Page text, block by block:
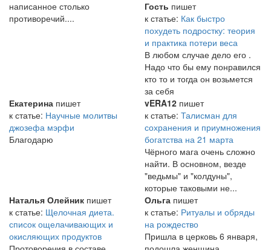
написанное столько
противоречий....
Гость пишет
к статье: Как быстро
похудеть подростку: теория
и практика потери веса
В любом случае дело его .
Надо что бы ему понравился
кто то и тогда он возьмется
за себя
Екатерина пишет
к статье: Научные молитвы
джозефа мэрфи
Благодарю
vERA12 пишет
к статье: Талисман для
сохранения и приумножения
богатства на 21 марта
Чёрного мага очень сложно
найти. В основном, везде
"ведьмы" и "колдуны",
которые таковыми не...
Наталья Олейник пишет
к статье: Щелочная диета.
список ощелачивающих и
окисляющих продуктов
Ольга пишет
к статье: Ритуалы и обряды
на рождество
Пришла в церковь 6 января,